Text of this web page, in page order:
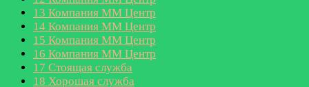
13 Компания ММ Центр
14 Компания ММ Центр
15 Компания ММ Центр
16 Компания ММ Центр
17 Стоящая служба
18 Хорошая служба